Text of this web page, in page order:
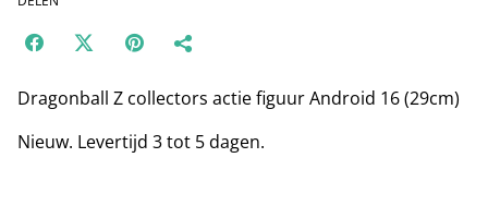
Dragonball Z collectors actie figuur Android 16 (29cm)
Nieuw. Levertijd 3 tot 5 dagen.